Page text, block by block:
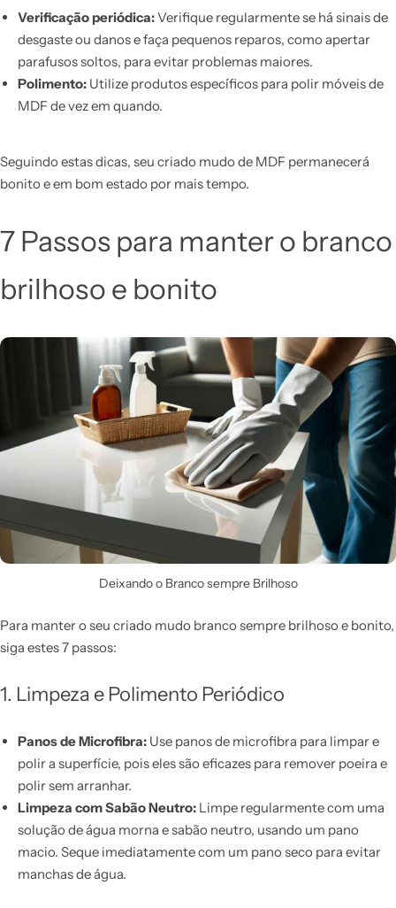
Verificação periódica:Verifique regularmente se há sinais de
desgaste ou danos e faça pequenos reparos, como apertar
parafusos soltos, para evitar problemas maiores.
Polimento:Utilize produtos específicos para polir móveis de
MDF de vez em quando.
Seguindo estas dicas, seu criado mudo de MDF permanecerá
bonito e em bom estado por mais tempo.
7 Passos para manter o branco
brilhoso e bonito
Deixando o Branco sempre Brilhoso
Para manter o seu criado mudo branco sempre brilhoso e bonito,
siga estes 7 passos:
1. Limpeza e Polimento Periódico
Panos de Microfibra:Use panos de microfibra para limpar e
polir a superfície, pois eles são eficazes para remover poeira e
polir sem arranhar.
Limpeza com Sabão Neutro:Limpe regularmente com uma
solução de água morna e sabão neutro, usando um pano
macio. Seque imediatamente com um pano seco para evitar
manchas de água.